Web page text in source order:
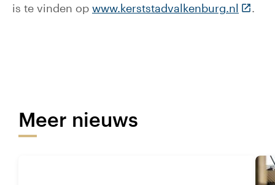
is te vinden op www.kerststadvalkenburg.nl .
Meer nieuws